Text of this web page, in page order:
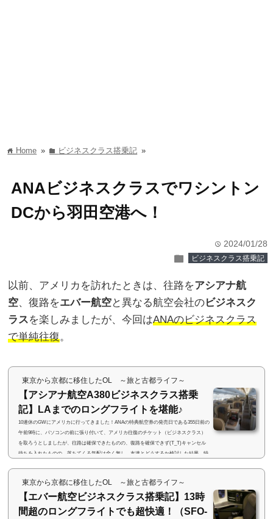
home Home » folder ビジネスクラス搭乗記 »
ANAビジネスクラスでワシントン
DCから羽田空港へ！
time 2024/01/28
folder ビジネスクラス搭乗記
以前、アメリカを訪れたときは、往路をアシアナ航
空、復路をエバー航空と異なる航空会社のビジネスク
ラスを楽しみましたが、今回はANAのビジネスクラス
で単純往復。
東京から京都に移住したOL ～旅と古都ライフ～
【アシアナ航空A380ビジネスクラス搭乗
記】LAまでのロングフライトを堪能♪
10連休のGWにアメリカに行ってきました！ANAの特典航空券の発売日である355日前の
午前9時に、パソコンの前に張り付いて、アメリカ往復のチケット（ビジネスクラス）
を取ろうとしましたが、往路は確保できたものの、復路を確保できず(T_T)キャンセル
待ちを入れたものの、落ちてくる気配は全く無し。友達とどうするか検討した結果、特
ずロサンゼルスへと飛ぶことに。(a...
東京から京都に移住したOL ～旅と古都ライフ～
【エバー航空ビジネスクラス搭乗記】13時
間超のロングフライトでも超快適！（SFO-